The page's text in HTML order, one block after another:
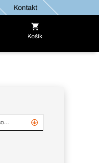
Kontakt
Košík
Skrutkovače Premium s rázovým unášačom, LS/PH, 7-d. súprava, v kartóne